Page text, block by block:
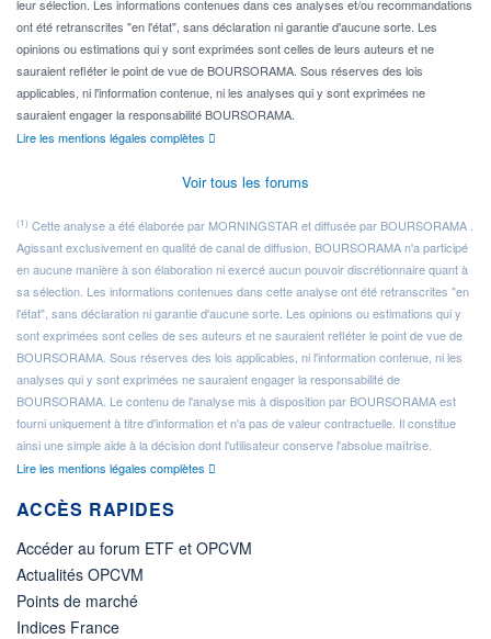
leur sélection. Les informations contenues dans ces analyses et/ou recommandations
ont été retranscrites "en l'état", sans déclaration ni garantie d'aucune sorte. Les
opinions ou estimations qui y sont exprimées sont celles de leurs auteurs et ne
sauraient refléter le point de vue de BOURSORAMA. Sous réserves des lois
applicables, ni l'information contenue, ni les analyses qui y sont exprimées ne
sauraient engager la responsabilité BOURSORAMA.
Lire les mentions légales complètes
Voir tous les forums
(1) Cette analyse a été élaborée par MORNINGSTAR et diffusée par BOURSORAMA .
Agissant exclusivement en qualité de canal de diffusion, BOURSORAMA n'a participé
en aucune manière à son élaboration ni exercé aucun pouvoir discrétionnaire quant à
sa sélection. Les informations contenues dans cette analyse ont été retranscrites "en
l'état", sans déclaration ni garantie d'aucune sorte. Les opinions ou estimations qui y
sont exprimées sont celles de ses auteurs et ne sauraient refléter le point de vue de
BOURSORAMA. Sous réserves des lois applicables, ni l'information contenue, ni les
analyses qui y sont exprimées ne sauraient engager la responsabilité de
BOURSORAMA. Le contenu de l'analyse mis à disposition par BOURSORAMA est
fourni uniquement à titre d'information et n'a pas de valeur contractuelle. Il constitue
ainsi une simple aide à la décision dont l'utilisateur conserve l'absolue maîtrise.
Lire les mentions légales complètes
ACCÈS RAPIDES
Accéder au forum ETF et OPCVM
Actualités OPCVM
Points de marché
Indices France